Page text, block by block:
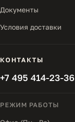
Документы
Условия доставки
КОНТАКТЫ
+7 495 414-23-36
РЕЖИМ РАБОТЫ